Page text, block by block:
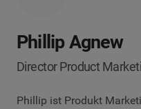
Phillip Agnew
Director Product
Phillip ist Produkt